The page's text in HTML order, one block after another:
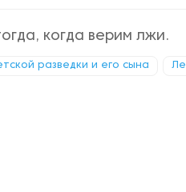
когда верим лжи.
разведки и его сына